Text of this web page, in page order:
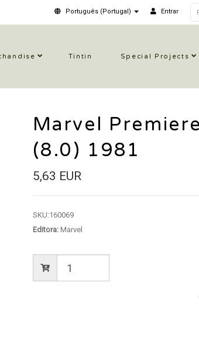
Português (Portugal) Entrar
Tintin Special Projects
Marvel
(8.0) 1981
5,63 EUR
SKU:160069
Editora:Marvel